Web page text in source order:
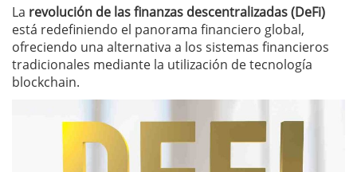
La revolución de las finanzas descentralizadas (DeFi)
está redefiniendo el panorama financiero global,
ofreciendo una alternativa a los sistemas financieros
tradicionales mediante la utilización de tecnología
blockchain.